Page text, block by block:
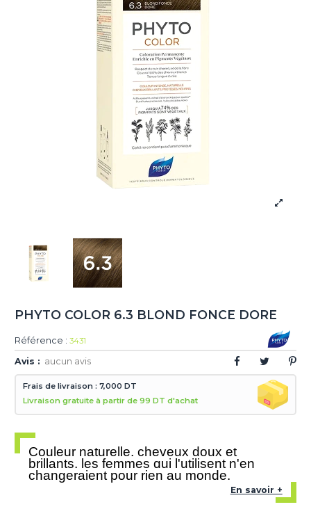
PHYTO COLOR 6.3 BLOND FONCE DORE
Référence : 3431
Avis : aucun avis
Frais de livraison : 7,000 DT
Livraison gratuite à partir de 99 DT d'achat
Couleur naturelle, cheveux doux et
brillants, les femmes qui l'utilisent n'en
changeraient pour rien au monde.
En savoir +